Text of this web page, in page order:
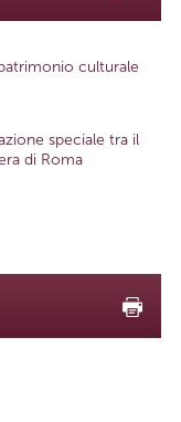
culturale
speciale tra il
di Roma